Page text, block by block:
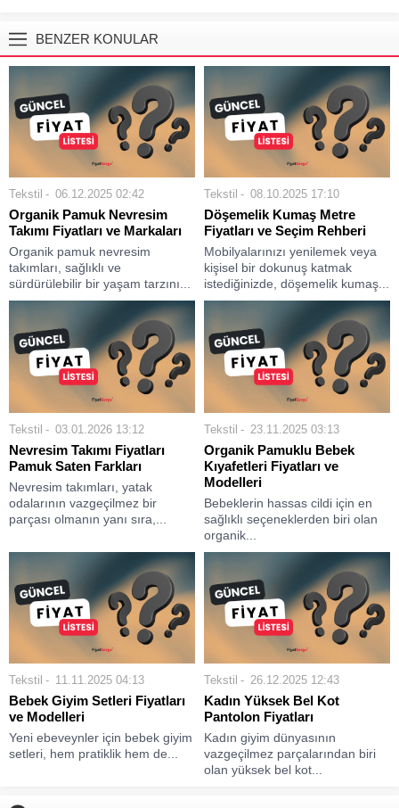
BENZER KONULAR
Tekstil 06.12.2025 02:42
Organik Pamuk Nevresim
Takımı Fiyatları ve Markaları
Organik pamuk nevresim
takımları, sağlıklı ve
sürdürülebilir bir yaşam tarzını...
Tekstil 08.10.2025 17:10
Döşemelik Kumaş Metre
Fiyatları ve Seçim Rehberi
Mobilyalarınızı yenilemek veya
kişisel bir dokunuş katmak
istediğinizde, döşemelik kumaş...
Tekstil 03.01.2026 13:12
Nevresim Takımı Fiyatları
Pamuk Saten Farkları
Nevresim takımları, yatak
odalarının vazgeçilmez bir
parçası olmanın yanı sıra,...
Tekstil 23.11.2025 03:13
Organik Pamuklu Bebek
Kıyafetleri Fiyatları ve
Modelleri
Bebeklerin hassas cildi için en
sağlıklı seçeneklerden biri olan
organik...
Tekstil 11.11.2025 04:13
Bebek Giyim Setleri Fiyatları
ve Modelleri
Yeni ebeveynler için bebek giyim
setleri, hem pratiklik hem de...
Tekstil 26.12.2025 12:43
Kadın Yüksek Bel Kot
Pantolon Fiyatları
Kadın giyim dünyasının
vazgeçilmez parçalarından biri
olan yüksek bel kot...